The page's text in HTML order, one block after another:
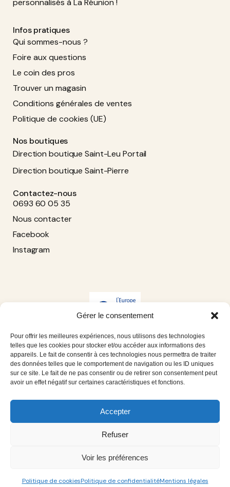
Gérer le consentement
Pour offrir les meilleures expériences, nous utilisons des technologies
telles que les cookies pour stocker et/ou accéder aux informations des
appareils. Le fait de consentir à ces technologies nous permettra de traiter
des données telles que le comportement de navigation ou les ID uniques
sur ce site. Le fait de ne pas consentir ou de retirer son consentement peut
avoir un effet négatif sur certaines caractéristiques et fonctions.
Accepter
Refuser
Voir les préférences
Politique de cookiesPolitique de confidentialitéMentions légales
Infos pratiques
Qui sommes-nous ?
Foire aux questions
Le coin des pros
Trouver un magasin
Conditions générales de ventes
Politique de cookies (UE)
Nos boutiques
Direction boutique Saint-Leu Portail
Direction boutique Saint-Pierre
Contactez-nous
0693 60 05 35
Nous contacter
Facebook
Instagram
Ce site a été financé par l’Union Européenne dans le cadre du
programme FEDER-FSE+ Réunion dont l’Autorité de gestion est
la Région Réunion. L’Europe s’engage à La Réunion avec le fonds